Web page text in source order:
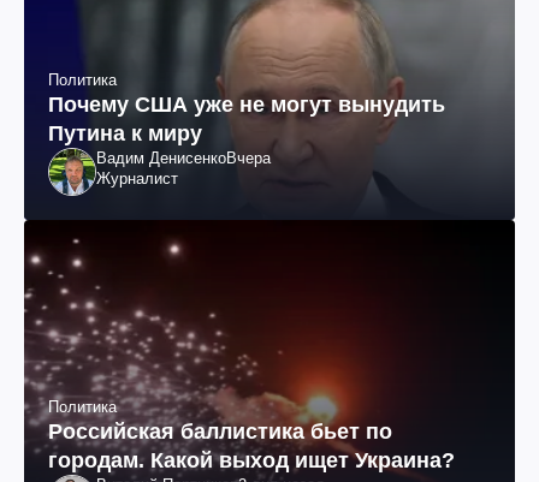
Политика
Почему США уже не могут вынудить
Путина к миру
Вадим ДенисенкоВчера
Журналист
Политика
Российская баллистика бьет по
городам. Какой выход ищет Украина?